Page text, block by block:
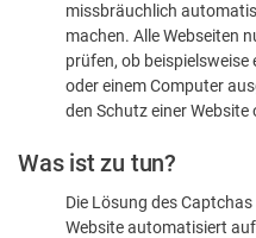
dass
sind
missbräuchlich
machen. Alle Webseiten
prüfen, ob beispielsweise
oder einem Computer
den Schutz einer
Was ist zu tun?
Die Lösung des
Website automatisiert